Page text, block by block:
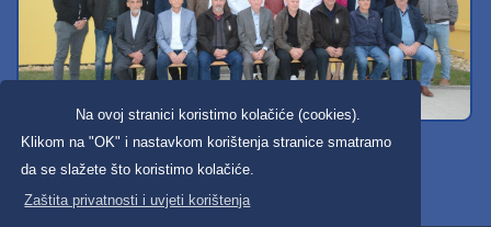
Na ovoj stranici koristimo kolačiće (cookies).
Klikom na "OK" i nastavkom korištenja stranice smatramo
da se slažete što koristimo kolačiće.
Zaštita privatnosti i uvjeti korištenja
Svi dobravski košarkaši